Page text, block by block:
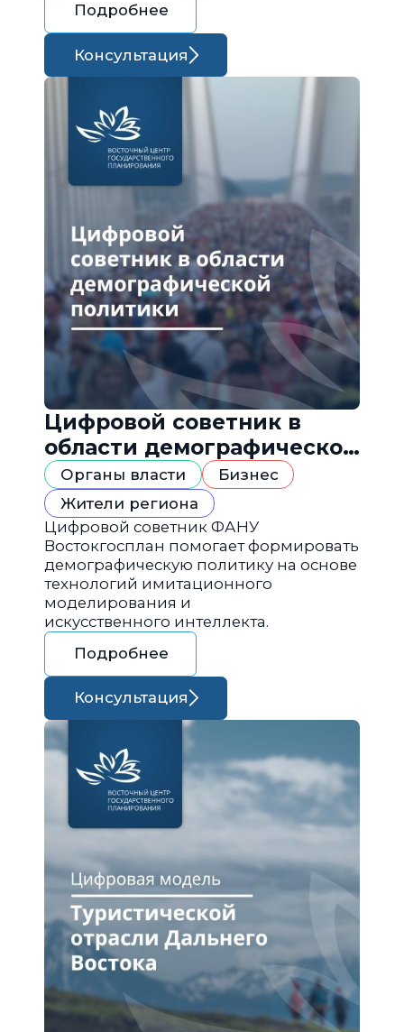
Подробнее
Консультация
Цифровой советник в
области демографической
политики
Органы власти
Бизнес
Жители региона
Цифровой советник ФАНУ
Востокгосплан помогает формировать
демографическую политику на основе
технологий имитационного
моделирования и
искусственного интеллекта.
Подробнее
Консультация